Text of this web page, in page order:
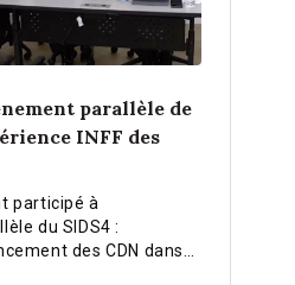
parallèle de
INFF des
participé à
du SIDS4 :
des CDN dans